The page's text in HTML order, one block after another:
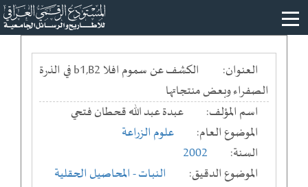
العنوان:
الكشف عن سموم افلا b1,B2 في الذرة
الصفراء وبعض منتجاتها
اسم المؤلف:
عبدة عبد الله قحطان فتحي
الموضوع العام:
علوم الزراعة
السنة:
2002
الموضوع الدقيق:
النبات - المحاصيل الحقلية